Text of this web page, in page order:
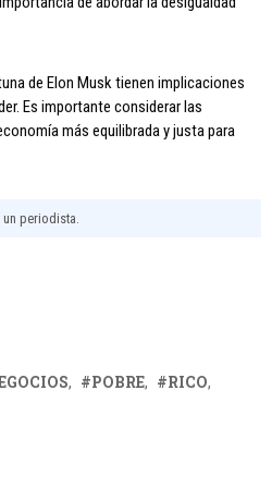
de Elon Musk tienen implicaciones
Es importante considerar las
más equilibrada y justa para
periodista.
POBRE
RICO